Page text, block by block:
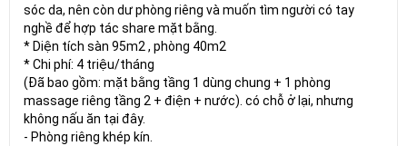
sóc da, nên còn dư phòng riêng và muốn tìm người có tay
nghề để hợp tác share mặt bằng.
* Diện tích sàn 95m2 , phòng 40m2
* Chi phí: 4 triệu/tháng
(Đã bao gồm: mặt bằng tầng 1 dùng chung + 1 phòng
massage riêng tầng 2 + điện + nước). có chỗ ở lại, nhưng
không nấu ăn tại đây.
- Phòng riêng khép kín.